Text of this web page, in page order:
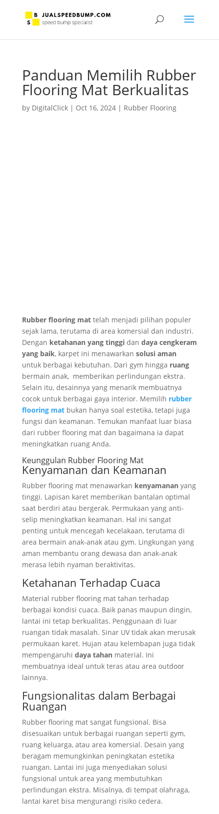
Panduan Memilih Rubber
Flooring Mat Berkualitas
by DigitalClick| Oct 16, 2024| Rubber Flooring
Rubber flooring mattelah menjadi pilihan populer
sejak lama, terutama di area komersial dan industri.
Dengan ketahanan yang tinggidan daya cengkeram
yang baik, karpet ini menawarkan solusi aman
untuk berbagai kebutuhan. Dari gym hingga ruang
bermain anak, memberikan perlindungan ekstra.
Selain itu, desainnya yang menarik membuatnya
cocok untuk berbagai gaya interior. Memilih rubber
flooring mat bukan hanya soal estetika, tetapi juga
fungsi dan keamanan. Temukan manfaat luar biasa
dari rubber flooring mat dan bagaimana ia dapat
meningkatkan ruang Anda.
Keunggulan Rubber Flooring Mat
Kenyamanan dan Keamanan
Rubber flooring mat menawarkan kenyamananyang
tinggi. Lapisan karet memberikan bantalan optimal
saat berdiri atau bergerak. Permukaan yang anti-
selip meningkatkan keamanan. Hal ini sangat
penting untuk mencegah kecelakaan, terutama di
area bermain anak-anak atau gym. Lingkungan yang
aman membantu orang dewasa dan anak-anak
merasa lebih nyaman beraktivitas.
Ketahanan Terhadap Cuaca
Material rubber flooring mat tahan terhadap
berbagai kondisi cuaca. Baik panas maupun dingin,
lantai ini tetap berkualitas. Penggunaan di luar
ruangan tidak masalah. Sinar UV tidak akan merusak
permukaan karet. Hujan atau kelembapan juga tidak
mempengaruhi daya tahanmaterial. Ini
membuatnya ideal untuk teras atau area outdoor
lainnya.
Fungsionalitas dalam Berbagai
Ruangan
Rubber flooring mat sangat fungsional. Bisa
disesuaikan untuk berbagai ruangan seperti gym,
ruang keluarga, atau area komersial. Desain yang
beragam memungkinkan peningkatan estetika
ruangan. Lantai ini juga menyediakan solusi
fungsional untuk area yang membutuhkan
perlindungan ekstra. Misalnya, di tempat olahraga,
lantai karet bisa mengurangi risiko cedera.